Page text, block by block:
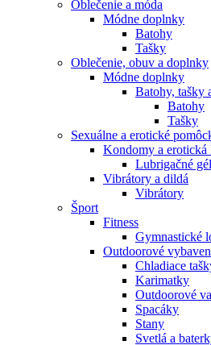
Oblečenie a móda
Módne doplnky
Batohy
Tašky
Oblečenie, obuv a doplnky
Módne doplnky
Batohy, tašky
Batohy
Tašky
Sexuálne a erotické
Kondomy a erotická
Lubrigačné
Vibrátory a dildá
Vibrátory
Šport
Fitness
Gymnastické
Outdoorové
Chladiace
Karimatky
Outdoorové
Spacáky
Stany
Svetlá a